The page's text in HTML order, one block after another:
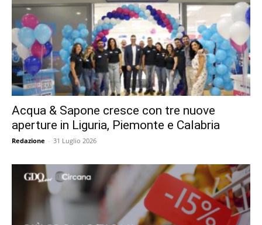
Acqua & Sapone cresce con tre nuove
aperture in Liguria, Piemonte e Calabria
Redazione - 31 Luglio 2026